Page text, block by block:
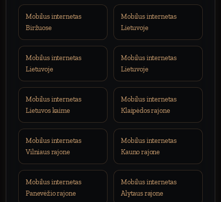
Mobilus internetas
Biržuose
Mobilus internetas
Lietuvoje
Mobilus internetas
Lietuvoje
Mobilus internetas
Lietuvoje
Mobilus internetas
Lietuvos kaime
Mobilus internetas
Klaipėdos rajone
Mobilus internetas
Vilniaus rajone
Mobilus internetas
Kauno rajone
Mobilus internetas
Panevėžio rajone
Mobilus internetas
Alytaus rajone